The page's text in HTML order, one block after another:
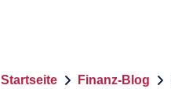
Startseite Finanz-Blog